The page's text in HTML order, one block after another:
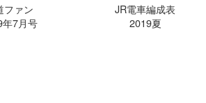
ファン
7月号
JR電車編成表
2019夏